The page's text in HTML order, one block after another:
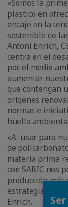
«Somos la
plástico en
encaje en la
sostenible de
Antoni Enrich,
centra en el
por el medio
aumentar
que contengan
orígenes
normas e
huella
«Al usar para
de policarbonato
materia prima
con SABIC nos
producción
estrategia y
Enrich.